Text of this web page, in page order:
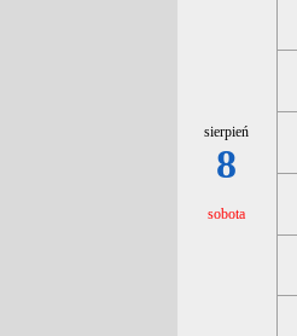
sierpień
8
sobota